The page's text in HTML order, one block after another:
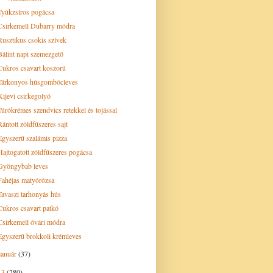
pogácsa
Dubarry módra
csokis szívek
napi szemezgető
csavart koszorú
húsgombócleves
csirkegolyó
szendvics retekkel és tojással
zöldfűszeres sajt
szalámis pizza
zöldfűszeres pogácsa
leves
matyórózsa
tarhonyás hús
csavart patkó
óvári módra
brokkoli krémleves
(37)